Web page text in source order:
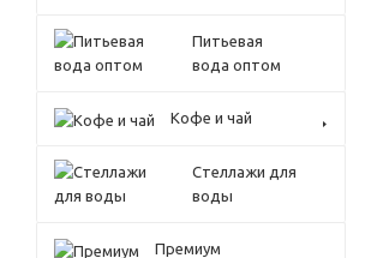
Питьевая
вода оптом
Кофе и чай
Стеллажи для
воды
Премиум